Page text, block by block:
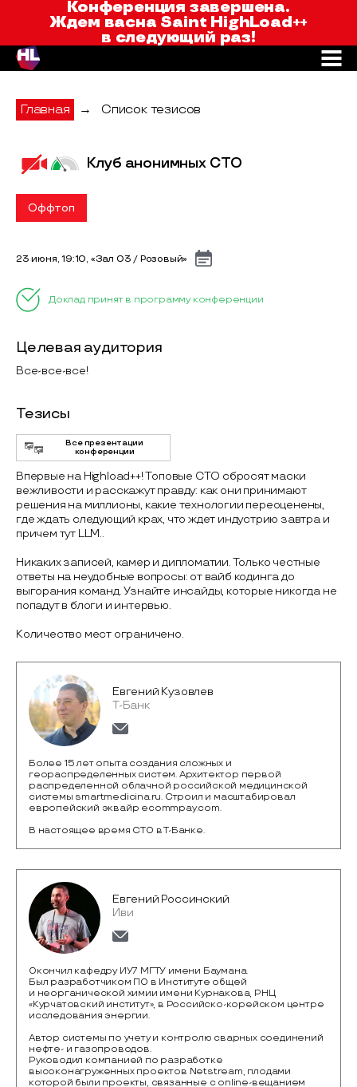
Saint HighLoad++Конференция завершена.
Ждем васна Saint HighLoad++
в следующий раз!
Главная → Список тезисов
Клуб анонимных СТО
Оффтоп
23 июня, 19:10, «Зал 03 / Розовый»
Доклад принят в программу конференции
Целевая аудитория
Все-все-все!
Тезисы
Все презентации
конференции
Впервые на Highload++! Топовые CTO сбросят маски
вежливости и расскажут правду: как они принимают
решения на миллионы, какие технологии переоценены,
где ждать следующий крах, что ждет индустрию завтра и
причем тут LLM..
Никаких записей, камер и дипломатии. Только честные
ответы на неудобные вопросы: от вайб кодинга до
выгорания команд. Узнайте инсайды, которые никогда не
попадут в блоги и интервью.
Количество мест ограничено.
Евгений Кузовлев
Т-Банк
Более 15 лет опыта создания сложных и
геораспределенных систем. Архитектор первой
распределенной облачной российской медицинской
системы smartmedicina.ru. Строил и масштабировал
европейский эквайр ecommpay.com.
В настоящее время CTO в Т-Банке.
Евгений Россинский
Иви
Окончил кафедру ИУ7 МГТУ имени Баумана.
Был разработчиком ПО в Институте общей
и неорганической химии имени Курнакова, РНЦ
«Курчатовский институт», в Российско-корейском центре
исследования энергии.
Автор системы по учету и контролю сварных соединений
нефте- и газопроводов.
Руководил компанией по разработке
высоконагруженных проектов Netstream, плодами
которой были проекты, связанные с online-вещанием